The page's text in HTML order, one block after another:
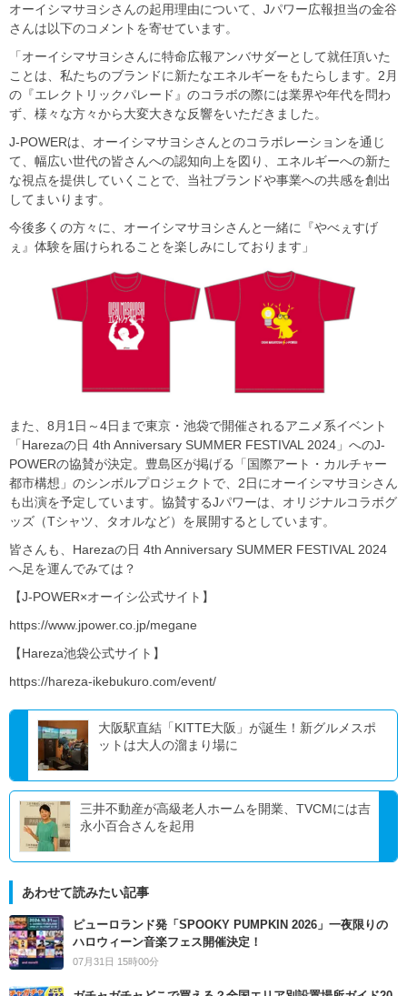
オーイシマサヨシさんの起用理由について、Jパワー広報担当の金谷
さんは以下のコメントを寄せています。
「オーイシマサヨシさんに特命広報アンバサダーとして就任頂いた
ことは、私たちのブランドに新たなエネルギーをもたらします。2月
の『エレクトリックパレード』のコラボの際には業界や年代を問わ
ず、様々な方々から大変大きな反響をいただきました。
J-POWERは、オーイシマサヨシさんとのコラボレーションを通じ
て、幅広い世代の皆さんへの認知向上を図り、エネルギーへの新た
な視点を提供していくことで、当社ブランドや事業への共感を創出
してまいります。
今後多くの方々に、オーイシマサヨシさんと一緒に『やべぇすげ
ぇ』体験を届けられることを楽しみにしております」
また、8月1日～4日まで東京・池袋で開催されるアニメ系イベント
「Harezaの日 4th Anniversary SUMMER FESTIVAL 2024」へのJ-
POWERの協賛が決定。豊島区が掲げる「国際アート・カルチャー
都市構想」のシンボルプロジェクトで、2日にオーイシマサヨシさん
も出演を予定しています。協賛するJパワーは、オリジナルコラボグ
ッズ（Tシャツ、タオルなど）を展開するとしています。
皆さんも、Harezaの日 4th Anniversary SUMMER FESTIVAL 2024
へ足を運んでみては？
【J-POWER×オーイシ公式サイト】
https://www.jpower.co.jp/megane
【Hareza池袋公式サイト】
https://hareza-ikebukuro.com/event/
大阪駅直結「KITTE大阪」が誕生！新グルメスポ
ットは大人の溜まり場に
三井不動産が高級老人ホームを開業、TVCMには吉
永小百合さんを起用
あわせて読みたい記事
ピューロランド発「SPOOKY PUMPKIN 2026」一夜限りの
ハロウィーン音楽フェス開催決定！
07月31日 15時00分